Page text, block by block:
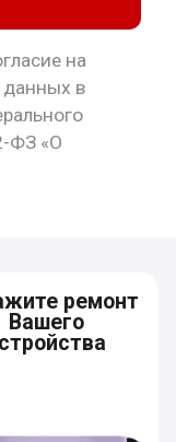
на
данных в
ФЗ «О
ремонт
Вашего